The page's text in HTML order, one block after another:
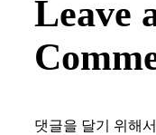
Leave
댓글을 달기 위해